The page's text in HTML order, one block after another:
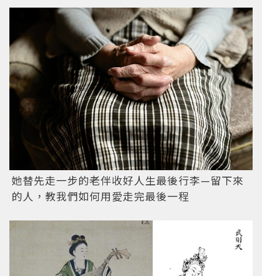
她替先走一步的老伴收好人生最後行李—留下來
的人，教我們如何用愛走完最後一程